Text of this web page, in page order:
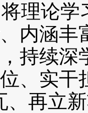
理论
内涵丰
持续
、实干
、再立